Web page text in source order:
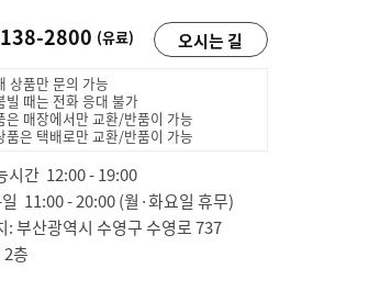
2800 (유료) 오시는 길
상품만 문의 가능
빌 때는 전화 응대 불가
은 매장에서만 교환/반품이 가능
품은 택배로만 교환/반품이 가능
시간 12:00 - 19:00
11:00 - 20:00 (월·화요일 휴무)
: 부산광역시 수영구 수영로 737
층